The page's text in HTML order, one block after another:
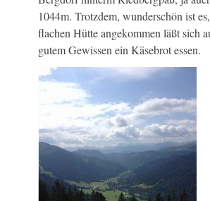
1044m. Trotzdem, wunderschön ist
flachen Hütte angekommen läßt sich
gutem Gewissen ein Käsebrot essen.